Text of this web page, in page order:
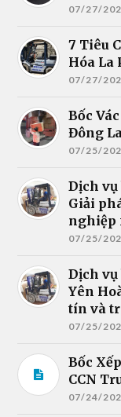
07/27/
7 Tiêu
Hóa La
07/27/
Bốc
Đông
07/25/
Dịch
Giải
nghiệp
07/25/
Dịch vụ
Yên
tín và
07/25/
Bốc
CCN
07/24/